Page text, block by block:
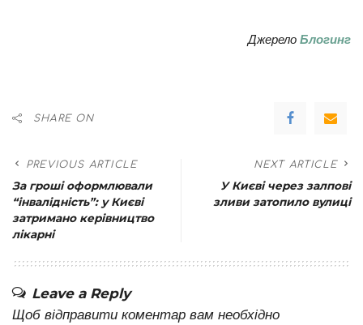
ДжерелоБлогинг
SHARE ON
PREVIOUS ARTICLE
За гроші оформлювали
“інвалідність”: у Києві
затримано керівництво
лікарні
NEXT ARTICLE
У Києві через залпові
зливи затопило вулиці
Leave a Reply
Щоб відправити коментар вам необхідно